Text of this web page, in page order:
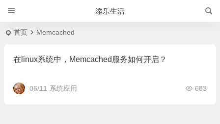
添乐生活
首页 Memcached
在linux系统中，Memcached服务如何开启？
06/11 系统应用 683